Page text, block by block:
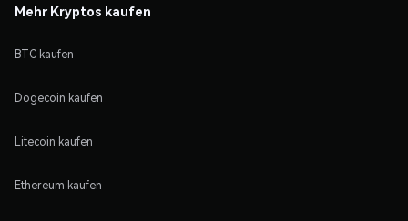
Mehr Kryptos kaufen
BTC kaufen
Dogecoin kaufen
Litecoin kaufen
Ethereum kaufen